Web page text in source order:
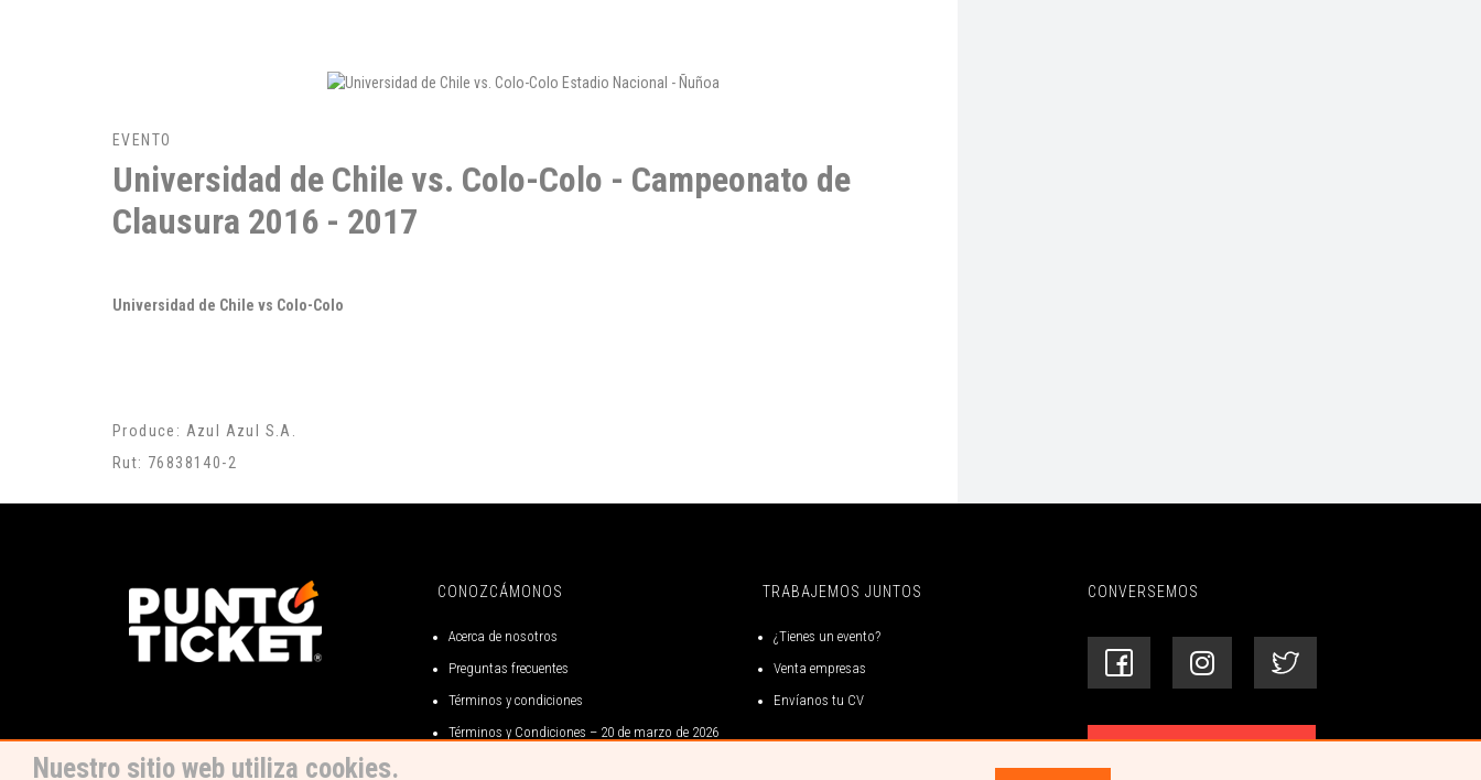
EVENTO
Universidad de Chile vs. Colo-Colo - Campeonato de
Clausura 2016 - 2017
Universidad de Chile vs Colo-Colo
Produce: Azul Azul S.A.
Rut: 76838140-2
Nuestro sitio web utiliza cookies.
CONOZCÁMONOS
Acerca de nosotros
Preguntas frecuentes
Términos y condiciones
Términos y Condiciones – 20 de marzo de 2026
TRABAJEMOS JUNTOS
¿Tienes un evento?
Venta empresas
Envíanos tu CV
CONVERSEMOS